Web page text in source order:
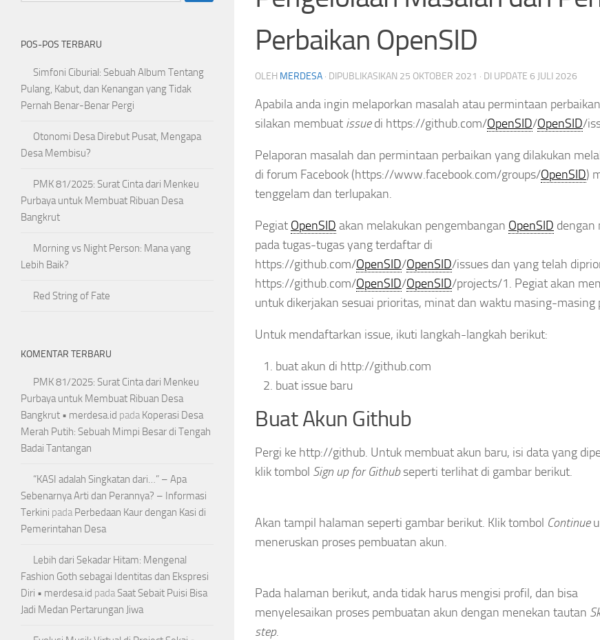
Perbaikan OpenSID
OLEH MERDESA · DIPUBLIKASIKAN 25 OKTOBER 2021 · DI UPDATE 6 JULI 2026
Apabila anda ingin melaporkan masalah atau permintaan perbaikan
silakan membuat issuedi https://github.com/OpenSID/OpenSID/
Pelaporan masalah dan permintaan perbaikan yang dilakukan
di forum Facebook (https://www.facebook.com/groups/OpenSID)
tenggelam dan terlupakan.
Pegiat OpenSID akan melakukan pengembangan OpenSID dengan
pada tugas-tugas yang terdaftar di
https://github.com/OpenSID/OpenSID/issues dan yang telah
https://github.com/OpenSID/OpenSID/projects/1. Pegiat akan
untuk dikerjakan sesuai prioritas, minat dan waktu masing-masing
Untuk mendaftarkan issue, ikuti langkah-langkah berikut:
buat akun di http://github.com
buat issue baru
Buat Akun Github
Pergi ke http://github. Untuk membuat akun baru, isi data yang
klik tombol Sign up for Githubseperti terlihat di gambar berikut.
Akan tampil halaman seperti gambar berikut. Klik tombol Continue
meneruskan proses pembuatan akun.
Pada halaman berikut, anda tidak harus mengisi profil, dan bisa
menyelesaikan proses pembuatan akun dengan menekan tautan
step.
POS-POS TERBARU
Simfoni Ciburial: Sebuah Album Tentang
Pulang, Kabut, dan Kenangan yang Tidak
Pernah Benar-Benar Pergi
Otonomi Desa Direbut Pusat, Mengapa
Desa Membisu?
PMK 81/2025: Surat Cinta dari Menkeu
Purbaya untuk Membuat Ribuan Desa
Bangkrut
Morning vs Night Person: Mana yang
Lebih Baik?
Red String of Fate
KOMENTAR TERBARU
PMK 81/2025: Surat Cinta dari Menkeu
Purbaya untuk Membuat Ribuan Desa
Bangkrut • merdesa.id pada Koperasi Desa
Merah Putih: Sebuah Mimpi Besar di Tengah
Badai Tantangan
“KASI adalah Singkatan dari…” – Apa
Sebenarnya Arti dan Perannya? – Informasi
Terkini pada Perbedaan Kaur dengan Kasi di
Pemerintahan Desa
Lebih dari Sekadar Hitam: Mengenal
Fashion Goth sebagai Identitas dan Ekspresi
Diri • merdesa.id pada Saat Sebait Puisi Bisa
Jadi Medan Pertarungan Jiwa